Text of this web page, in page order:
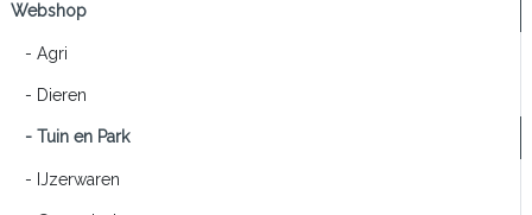
Webshop
- Agri
- Dieren
- Tuin en Park
- IJzerwaren